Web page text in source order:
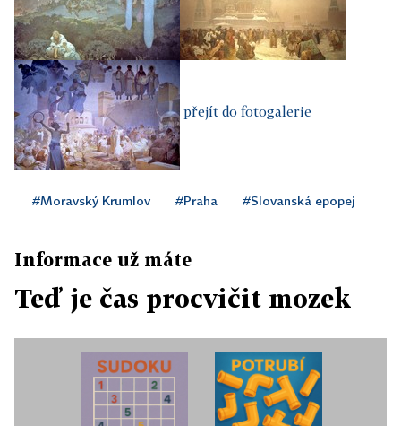
přejít do fotogalerie
#Moravský Krumlov #Praha #Slovanská epopej
Informace už máte
Teď je čas procvičit mozek